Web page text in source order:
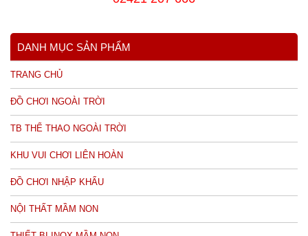
DANH MỤC SẢN PHẨM
TRANG CHỦ
ĐỒ CHƠI NGOÀI TRỜI
TB THỂ THAO NGOÀI TRỜI
KHU VUI CHƠI LIÊN HOÀN
ĐỒ CHƠI NHẬP KHẨU
NỘI THẤT MẦM NON